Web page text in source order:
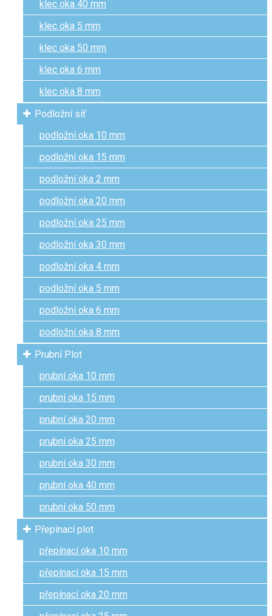
klec oka 40 mm
klec oka 5 mm
klec oka 50 mm
klec oka 6 mm
klec oka 8 mm
Podložní síť
podložní oka 10 mm
podložní oka 15 mm
podložní oka 2 mm
podložní oka 20 mm
podložní oka 25 mm
podložní oka 30 mm
podložní oka 4 mm
podložní oka 5 mm
podložní oka 6 mm
podložní oka 8 mm
Prubní Plot
prubní oka 10 mm
prubní oka 15 mm
prubní oka 20 mm
prubní oka 25 mm
prubní oka 30 mm
prubní oka 40 mm
prubní oka 50 mm
Přepínací plot
přepínací oka 10 mm
přepínací oka 15 mm
přepínací oka 20 mm